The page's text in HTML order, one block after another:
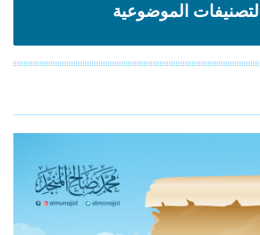
التصنيفات الموضوعية